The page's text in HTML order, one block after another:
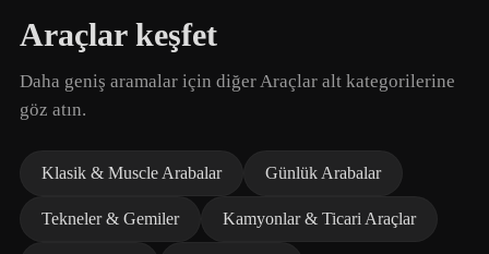
Araçlar keşfet
Daha geniş aramalar için diğer Araçlar alt kategorilerine
göz atın.
Klasik & Muscle Arabalar Günlük Arabalar
Tekneler & Gemiler Kamyonlar & Ticari Araçlar